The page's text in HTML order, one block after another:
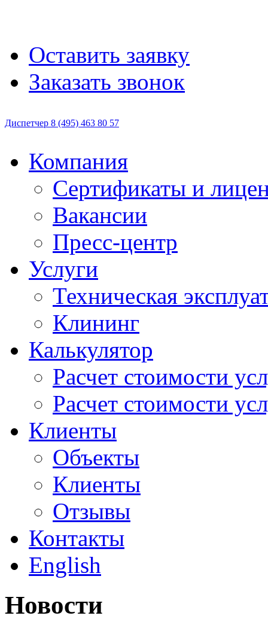
Оставить заявку
Заказать звонок
Диспетчер 8 (495) 463 80 57
Компания
Сертификаты и
Вакансии
Пресс-центр
Услуги
Техническая
Клининг
Калькулятор
Расчет стоимости
Расчет стоимости
Клиенты
Объекты
Клиенты
Отзывы
Контакты
English
Новости